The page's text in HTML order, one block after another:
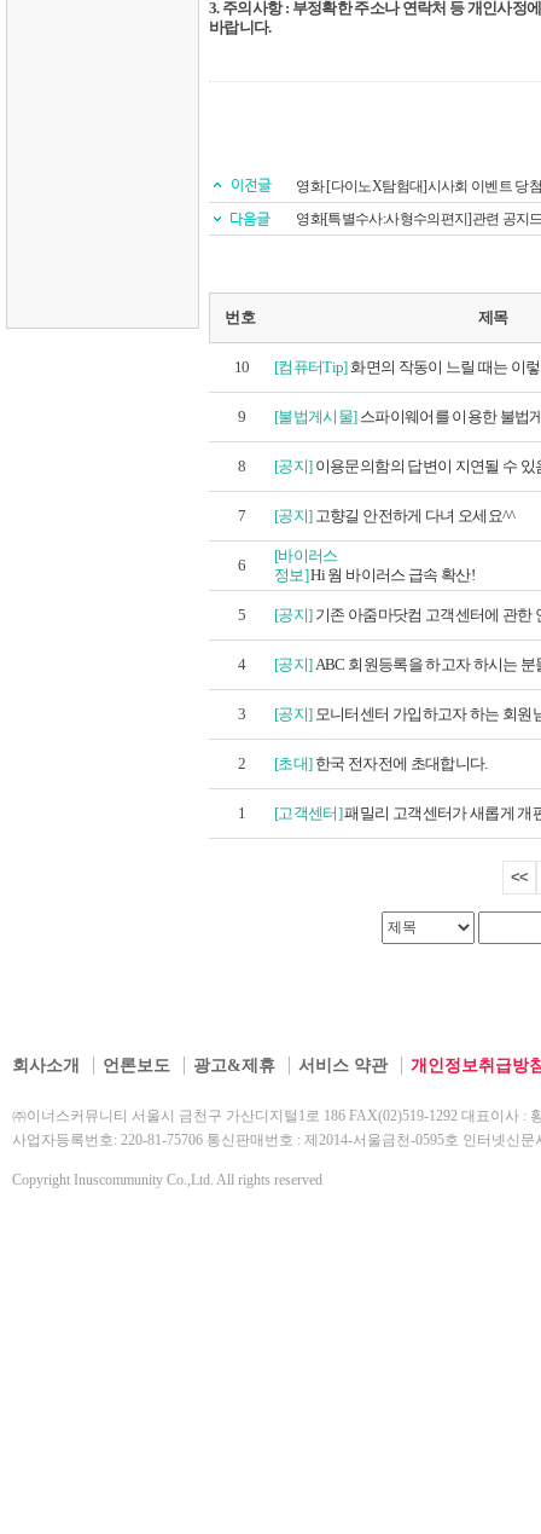
3. 주의사항: 부정확한 주소나 연락처 등 개인사정
바랍니다.
영화 [다이노X탐험대]시사회 이벤트 당
영화[특별수사:사형수의편지]관련 공지
번호 제목
10 [컴퓨터Tip]화면의 작동이 느릴 때는 이
9 [불법게시물] 스파이웨어를 이용한 불법
8 [공지] 이용문의함의 답변이 지연될 수 있
7 [공지] 고향길 안전하게 다녀 오세요^^
6
[바이러스
정보]Hi 웜 바이러스 급속 확산!
5 [공지] 기존 아줌마닷컴 고객센터에 관한
4 [공지]ABC 회원등록을 하고자 하시는 분
3 [공지] 모니터센터 가입하고자 하는 회원
2 [초대] 한국 전자전에 초대합니다.
1 [고객센터]패밀리 고객센터가 새롭게 개
<<